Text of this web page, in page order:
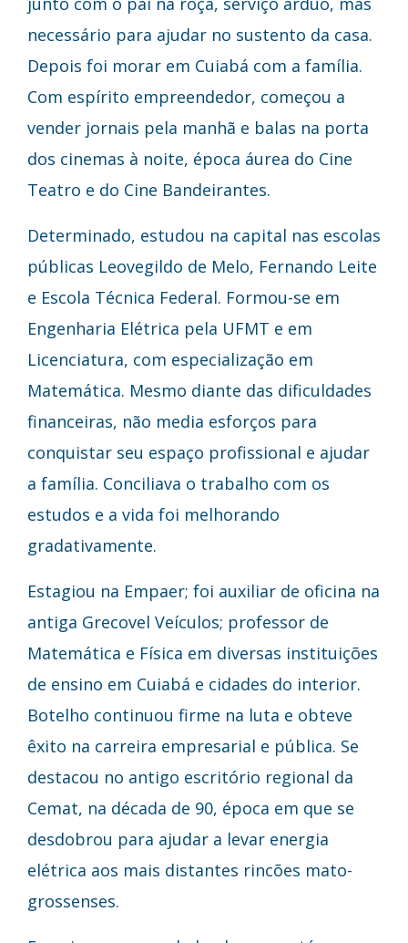
necessário para ajudar no sustento da casa.
Depois foi morar em Cuiabá com a família.
Com espírito empreendedor, começou a
vender jornais pela manhã e balas na porta
dos cinemas à noite, época áurea do Cine
Teatro e do Cine Bandeirantes.
Determinado, estudou na capital nas escolas
públicas Leovegildo de Melo, Fernando Leite
e Escola Técnica Federal. Formou-se em
Engenharia Elétrica pela UFMT e em
Licenciatura, com especialização em
Matemática. Mesmo diante das dificuldades
financeiras, não media esforços para
conquistar seu espaço profissional e ajudar
a família. Conciliava o trabalho com os
estudos e a vida foi melhorando
gradativamente.
Estagiou na Empaer; foi auxiliar de oficina na
antiga Grecovel Veículos; professor de
Matemática e Física em diversas instituições
de ensino em Cuiabá e cidades do interior.
Botelho continuou firme na luta e obteve
êxito na carreira empresarial e pública. Se
destacou no antigo escritório regional da
Cemat, na década de 90, época em que se
desdobrou para ajudar a levar energia
elétrica aos mais distantes rincões mato-
grossenses.